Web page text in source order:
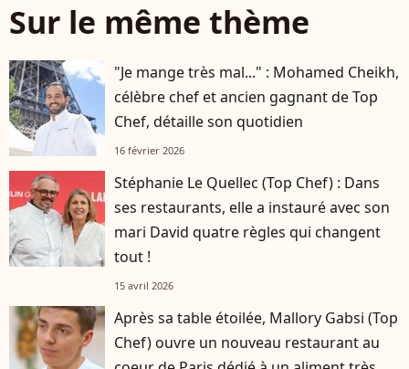
Sur le même thème
"Je mange très mal..." : Mohamed Cheikh,
célèbre chef et ancien gagnant de Top
Chef, détaille son quotidien
16 février 2026
Stéphanie Le Quellec (Top Chef) : Dans
ses restaurants, elle a instauré avec son
mari David quatre règles qui changent
tout !
15 avril 2026
Après sa table étoilée, Mallory Gabsi (Top
Chef) ouvre un nouveau restaurant au